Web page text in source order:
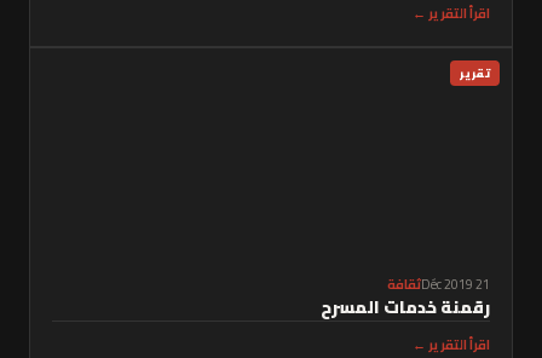
اقرأ التقرير ←
تقرير
21 Déc 2019 ثقافة
رقمنة خدمات المسرح
اقرأ التقرير ←